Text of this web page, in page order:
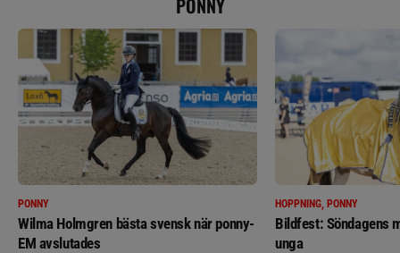
PONNY
Wilma Holmgren bästa svensk när ponny-
EM avslutades
HOPPNING, PONNY
Bildfest: Söndagens
unga